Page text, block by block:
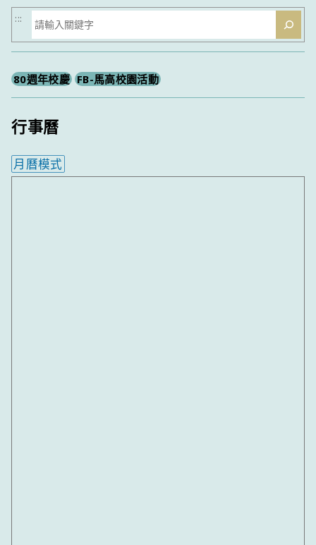
搜
尋
:::
80週年校慶 FB-馬高校園活動
行事曆
月曆模式